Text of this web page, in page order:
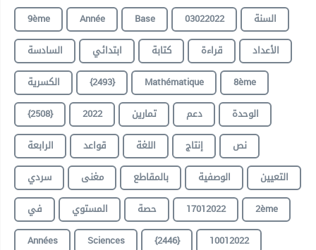
9ème Année Base 03022022
السنة
السادسة
ابتدائي كتابة قراءة
الأعداد
الكسرية
{2493} Mathématique
8ème
{2508}
2022 تمارين دعم
الوحدة
الرابعة
قواعد اللغة إنتاج
نص
سردي
مغنى بالمقاطع الوصفية
التعيين
في
المستوي حصة 17012022
2ème
Années
Sciences {2446}
10012022